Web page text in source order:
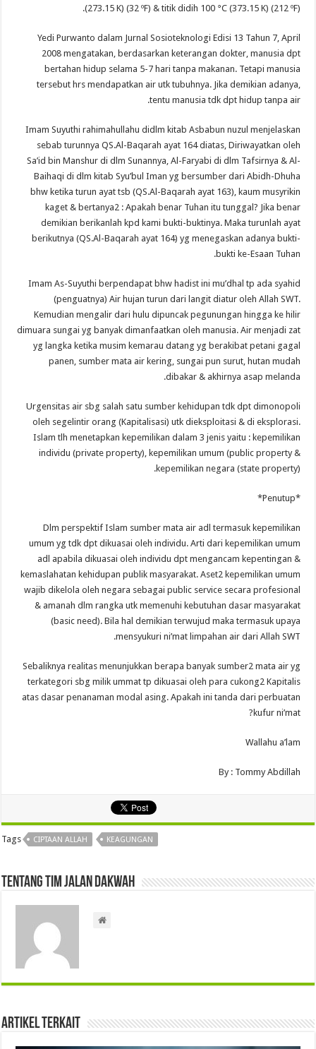
(273.15 K) (32 ºF) & titik didih 100 °C (373.15 K) (212 ºF).
Yedi Purwanto dalam Jurnal Sosioteknologi Edisi 13 Tahun 7, April
2008 mengatakan, berdasarkan keterangan dokter, manusia dpt
bertahan hidup selama 5-7 hari tanpa makanan. Tetapi manusia
tersebut hrs mendapatkan air utk tubuhnya. Jika demikian adanya,
tentu manusia tdk dpt hidup tanpa air.
Imam Suyuthi rahimahullahu didlm kitab Asbabun nuzul menjelaskan
sebab turunnya QS.Al-Baqarah ayat 164 diatas, Diriwayatkan oleh
Sa’id bin Manshur di dlm Sunannya, Al-Faryabi di dlm Tafsirnya & Al-
Baihaqi di dlm kitab Syu’bul Iman yg bersumber dari Abidh-Dhuha
bhw ketika turun ayat tsb (QS.Al-Baqarah ayat 163), kaum musyrikin
kaget & bertanya2 : Apakah benar Tuhan itu tunggal? Jika benar
demikian berikanlah kpd kami bukti-buktinya. Maka turunlah ayat
berikutnya (QS.Al-Baqarah ayat 164) yg menegaskan adanya bukti-
bukti ke-Esaan Tuhan.
Imam As-Suyuthi berpendapat bhw hadist ini mu’dhal tp ada syahid
(penguatnya) Air hujan turun dari langit diatur oleh Allah SWT.
Kemudian mengalir dari hulu dipuncak pegunungan hingga ke hilir
dimuara sungai yg banyak dimanfaatkan oleh manusia. Air menjadi zat
yg langka ketika musim kemarau datang yg berakibat petani gagal
panen, sumber mata air kering, sungai pun surut, hutan mudah
dibakar & akhirnya asap melanda.
Urgensitas air sbg salah satu sumber kehidupan tdk dpt dimonopoli
oleh segelintir orang (Kapitalisasi) utk dieksploitasi & di eksplorasi.
Islam tlh menetapkan kepemilikan dalam 3 jenis yaitu : kepemilikan
individu (private property), kepemilikan umum (public property &
kepemilikan negara (state property).
*Penutup*
Dlm perspektif Islam sumber mata air adl termasuk kepemilikan
umum yg tdk dpt dikuasai oleh individu. Arti dari kepemilikan umum
adl apabila dikuasai oleh individu dpt mengancam kepentingan &
kemaslahatan kehidupan publik masyarakat. Aset2 kepemilikan umum
wajib dikelola oleh negara sebagai public service secara profesional
& amanah dlm rangka utk memenuhi kebutuhan dasar masyarakat
(basic need). Bila hal demikian terwujud maka termasuk upaya
mensyukuri ni’mat limpahan air dari Allah SWT.
Sebaliknya realitas menunjukkan berapa banyak sumber2 mata air yg
terkategori sbg milik ummat tp dikuasai oleh para cukong2 Kapitalis
atas dasar penanaman modal asing. Apakah ini tanda dari perbuatan
kufur ni’mat?
Wallahu a’lam
By : Tommy Abdillah
Tags CIPTAAN ALLAH KEAGUNGAN
Tentang Tim Jalan Dakwah
Artikel Terkait